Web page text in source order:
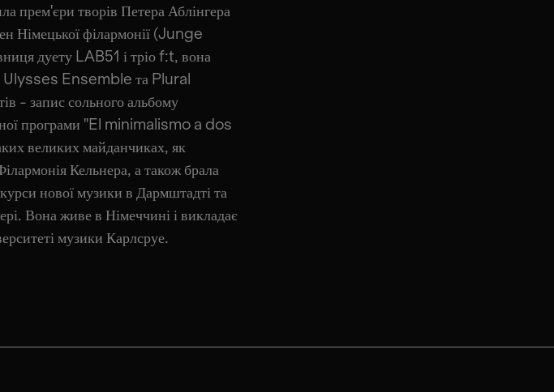
прем'єри творів Петера Аблінгера
Німецької філармонії (Junge
дуету LAB51 і тріо f:t, вона
Ulysses Ensemble та Plural
- запис сольного альбому
програми "El minimalismo a dos
великих майданчиках, як
Кельнера, а також брала
нової музики в Дармштадті та
Вона живе в Німеччині і викладає
музики Карлсруе.